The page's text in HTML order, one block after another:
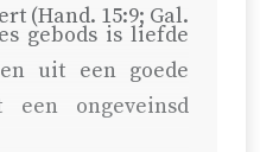
(Hand. 15:9; Gal.
gebods is liefde
uit een goede
ongeveinsd